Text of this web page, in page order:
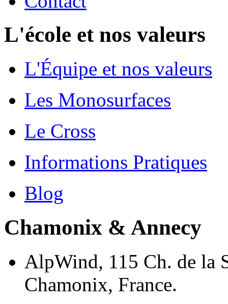
L'école et nos valeurs
L'Équipe et nos valeurs
Les Monosurfaces
Le Cross
Informations Pratiques
Blog
Chamonix & Annecy
AlpWind, 115 Ch. de la
Chamonix, France.